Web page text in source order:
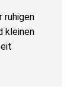
ruhigen
kleinen